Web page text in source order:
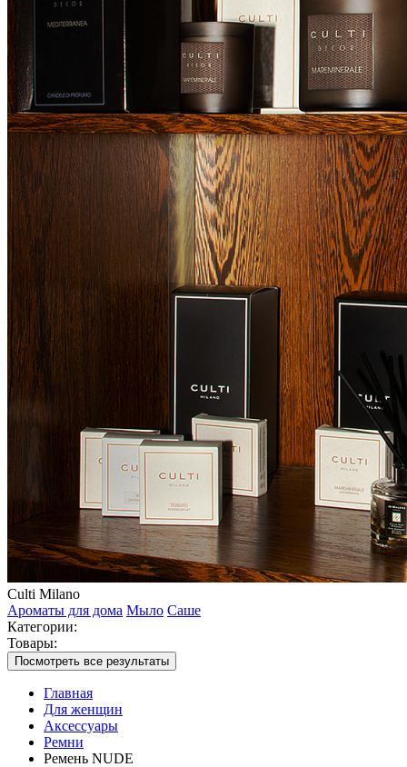
Culti Milano
Ароматы для дома Мыло Саше
Категории:
Товары:
Посмотреть все результаты
Главная
Для женщин
Аксессуары
Ремни
Ремень NUDE